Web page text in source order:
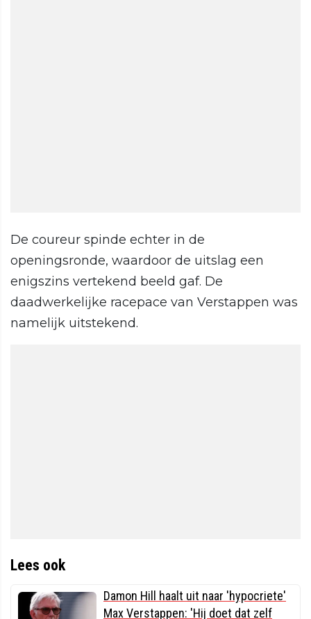
De coureur spinde echter in de
openingsronde, waardoor de uitslag een
enigszins vertekend beeld gaf. De
daadwerkelijke racepace van Verstappen was
namelijk uitstekend.
Lees ook
Damon Hill haalt uit naar 'hypocriete'
Max Verstappen: 'Hij doet dat zelf